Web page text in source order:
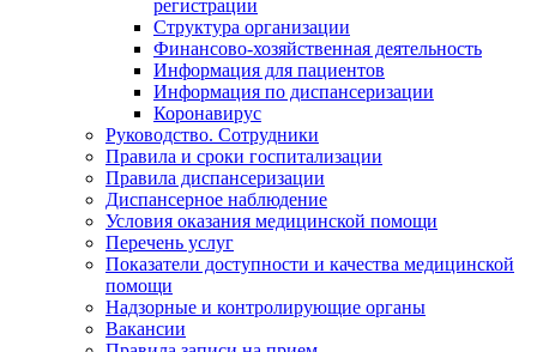
регистрации
Структура организации
Финансово-хозяйственная деятельность
Информация для пациентов
Информация по диспансеризации
Коронавирус
Руководство. Сотрудники
Правила и сроки госпитализации
Правила диспансеризации
Диспансерное наблюдение
Условия оказания медицинской помощи
Перечень услуг
Показатели доступности и качества медицинской
помощи
Надзорные и контролирующие органы
Вакансии